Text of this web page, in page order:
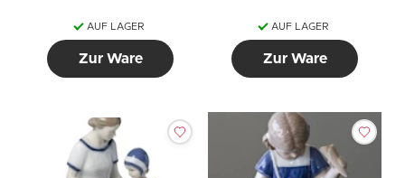
AUF LAGER
Zur Ware
AUF LAGER
Zur Ware